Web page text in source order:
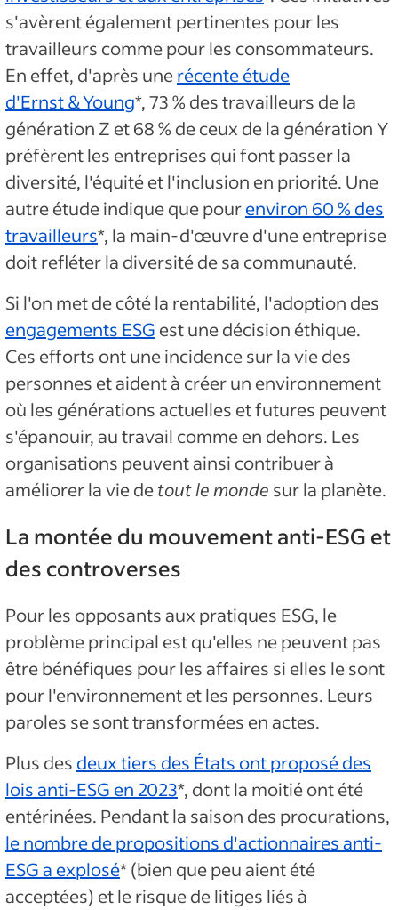
s'avèrent également pertinentes pour les
travailleurs comme pour les consommateurs.
En effet, d'après unerécente étude
d'Ernst & Young*, 73 % des travailleurs de la
génération Z et 68 % de ceux de la génération Y
préfèrent les entreprises qui font passer la
diversité, l'équité et l'inclusion en priorité. Une
autre étude indique que pourenviron 60 % des
travailleurs*, la main-d'œuvre d'une entreprise
doit refléter la diversité de sa communauté.
Si l'on met de côté la rentabilité, l'adoption des
engagements ESG est une décision éthique.
Ces efforts ont une incidence sur la vie des
personnes et aident à créer un environnement
où les générations actuelles et futures peuvent
s'épanouir, au travail comme en dehors. Les
organisations peuvent ainsi contribuer à
améliorer la vie detout le monde sur la planète.
La montée du mouvement anti-ESG et
des controverses
Pour les opposants aux pratiques ESG, le
problème principal est qu'elles ne peuvent pas
être bénéfiques pour les affaires si elles le sont
pour l'environnement et les personnes. Leurs
paroles se sont transformées en actes.
Plus des deux tiers des États ont proposé des
lois anti-ESG en 2023*, dont la moitié ont été
entérinées. Pendant la saison des procurations,
le nombre de propositions d'actionnaires anti-
ESG a explosé* (bien que peu aient été
acceptées) et le risque de litiges liés à